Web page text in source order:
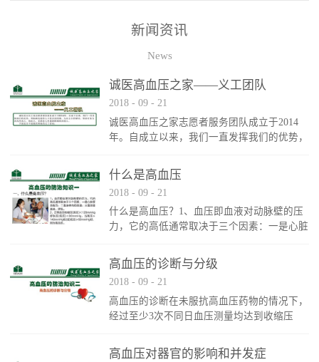
划生命》、《健康ABC》、《高血压患者
吉林省委党校、吉林大学、吉林大学商学
和各级医院讲演，亦在以上院校EMBA班
讲座，其视频在山东、江苏和长春电视台
都有播出。 通过以上讲座，逐步形成了
健康管理系列讲座。通过分析与健康相关
质对健康的影响，提出健康的生活方式，
特别是针对高血压、糖尿病、高血脂和肥
胖等疾病都有具体的防治对策。
新闻资讯
News
诚医高血压之家——义工团队
2018 - 09 - 21
诚医高血压之家志愿者服务团队成立于2014
年。自成立以来，我们一直发挥我们的优势，
决。帮助对象为店内外病人、残疾人、无助老
人和遇到困难的其他人。
什么是高血压
2018 - 09 - 21
什么是高血压？1、血压即血液对动脉壁的压
力，它的高低通常取决于三个因素：一是心脏
径、弹性。2、正常血压收缩压（高压）3、高
血压患者可能完全没有任何症状（即使血压很
高时），有时出现以下症状：头晕、头痛、视
觉模糊、胸痛、夜尿频繁、眼花、耳鸣、失
眠、记忆力减退、烦躁、易怒、性格改变。
高血压的诊断与分级
2018 - 09 - 21
高血压的诊断在未服抗高血压药物的情况下，
经过至少3次不同日血压测量均达到收缩压
断为高血压
高血压对器官的影响和并发症